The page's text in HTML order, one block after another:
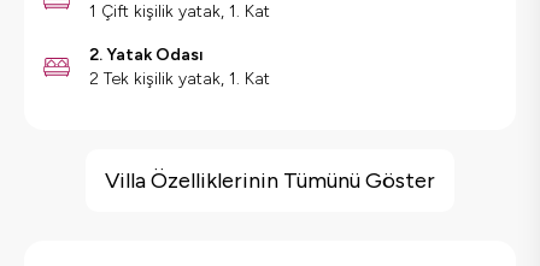
1 Çift kişilik yatak, 1. Kat
2. Yatak Odası
2 Tek kişilik yatak, 1. Kat
BarbeküVilla Özelliklerinin Tümünü Göster